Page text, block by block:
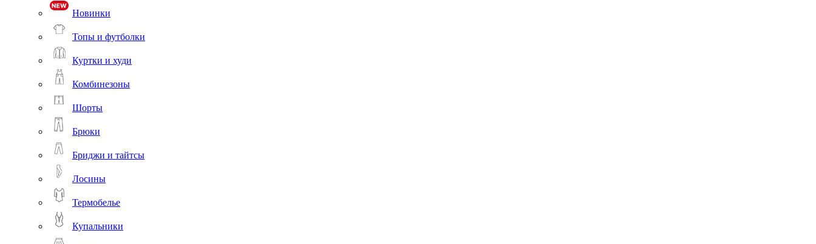
Новинки
Топы и футболки
Куртки и худи
Комбинезоны
Шорты
Брюки
Бриджи и тайтсы
Лосины
Термобелье
Купальники